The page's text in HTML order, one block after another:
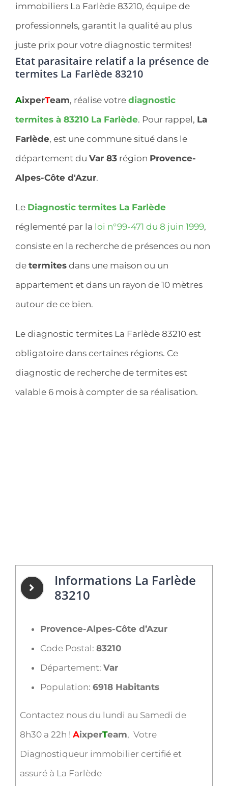
immobiliers La Farlède 83210, équipe de
professionnels, garantit la qualité au plus
juste prix pour votre diagnostic termites!
Etat parasitaire relatif a la présence de
termites La Farlède 83210
AixperTeam, réalise votre diagnostic
termites à 83210 La Farlède. Pour rappel, La
Farlède, est une commune situé dans le
département du Var 83 région Provence-
Alpes-Côte d'Azur.
Le Diagnostic termites La Farlède
réglementé par la loi n°99-471 du 8 juin 1999,
consiste en la recherche de présences ou non
de termites dans une maison ou un
appartement et dans un rayon de 10 mètres
autour de ce bien.
Le diagnostic termites La Farlède 83210 est
obligatoire dans certaines régions. Ce
diagnostic de recherche de termites est
valable 6 mois à compter de sa réalisation.
Informations La Farlède
83210
Provence-Alpes-Côte d’Azur
Code Postal: 83210
Département: Var
Population: 6918 Habitants
Contactez nous du lundi au Samedi de
8h30 a 22h ! AixperTeam, Votre
Diagnostiqueur immobilier certifié et
assuré à La Farlède